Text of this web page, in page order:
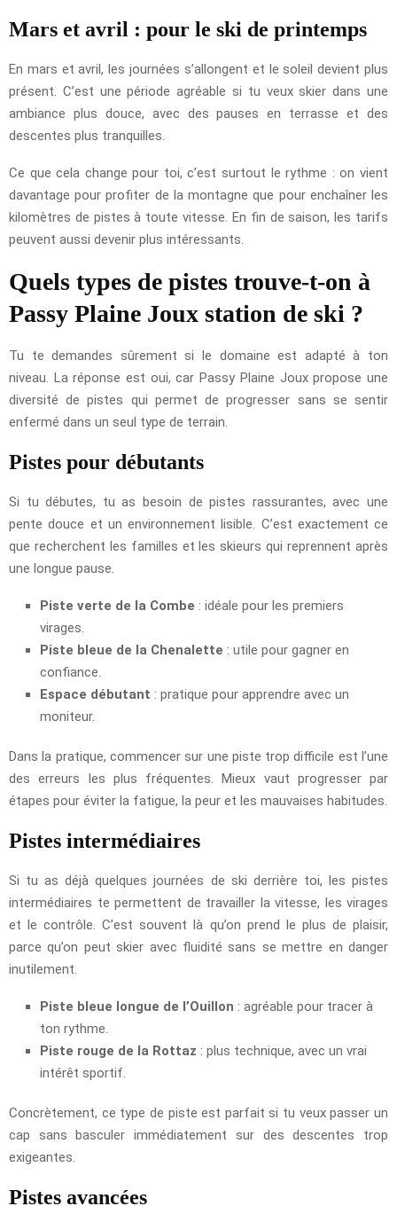
Mars et avril : pour le ski de printemps
En mars et avril, les journées s’allongent et le soleil devient plus
présent. C’est une période agréable si tu veux skier dans une
ambiance plus douce, avec des pauses en terrasse et des
descentes plus tranquilles.
Ce que cela change pour toi, c’est surtout le rythme : on vient
davantage pour profiter de la montagne que pour enchaîner les
kilomètres de pistes à toute vitesse. En fin de saison, les tarifs
peuvent aussi devenir plus intéressants.
Quels types de pistes trouve-t-on à
Passy Plaine Joux station de ski ?
Tu te demandes sûrement si le domaine est adapté à ton
niveau. La réponse est oui, car Passy Plaine Joux propose une
diversité de pistes qui permet de progresser sans se sentir
enfermé dans un seul type de terrain.
Pistes pour débutants
Si tu débutes, tu as besoin de pistes rassurantes, avec une
pente douce et un environnement lisible. C’est exactement ce
que recherchent les familles et les skieurs qui reprennent après
une longue pause.
Piste verte de la Combe : idéale pour les premiers
virages.
Piste bleue de la Chenalette : utile pour gagner en
confiance.
Espace débutant : pratique pour apprendre avec un
moniteur.
Dans la pratique, commencer sur une piste trop difficile est l’une
des erreurs les plus fréquentes. Mieux vaut progresser par
étapes pour éviter la fatigue, la peur et les mauvaises habitudes.
Pistes intermédiaires
Si tu as déjà quelques journées de ski derrière toi, les pistes
intermédiaires te permettent de travailler la vitesse, les virages
et le contrôle. C’est souvent là qu’on prend le plus de plaisir,
parce qu’on peut skier avec fluidité sans se mettre en danger
inutilement.
Piste bleue longue de l’Ouillon : agréable pour tracer à
ton rythme.
Piste rouge de la Rottaz : plus technique, avec un vrai
intérêt sportif.
Concrètement, ce type de piste est parfait si tu veux passer un
cap sans basculer immédiatement sur des descentes trop
exigeantes.
Pistes avancées